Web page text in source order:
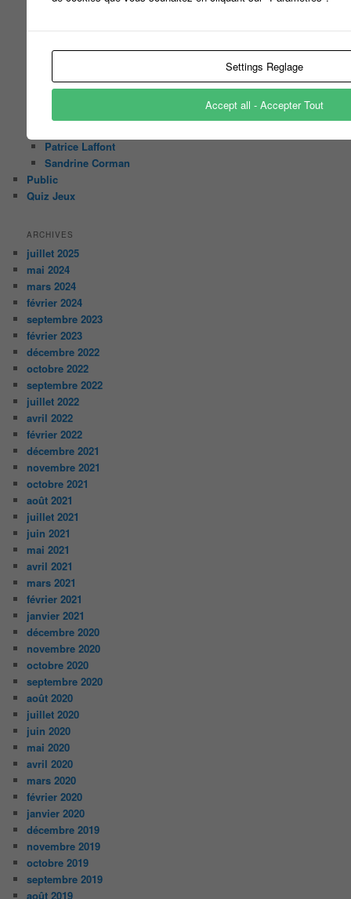
Christophe Dechavanne
Damien Thévenot
Julien Courbet
Patrice Laffont
Sandrine Corman
Public
Quiz Jeux
ARCHIVES
juillet 2025
mai 2024
mars 2024
février 2024
septembre 2023
février 2023
décembre 2022
octobre 2022
septembre 2022
juillet 2022
avril 2022
février 2022
décembre 2021
novembre 2021
octobre 2021
août 2021
juillet 2021
juin 2021
mai 2021
avril 2021
mars 2021
février 2021
janvier 2021
décembre 2020
novembre 2020
octobre 2020
septembre 2020
août 2020
juillet 2020
juin 2020
mai 2020
avril 2020
mars 2020
février 2020
janvier 2020
décembre 2019
novembre 2019
octobre 2019
septembre 2019
août 2019
Settings Reglage
Accept all - Accepter Tout